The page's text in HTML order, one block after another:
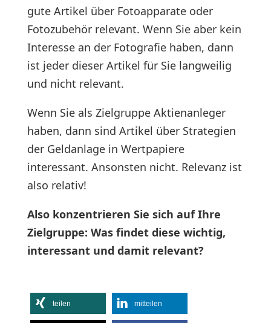
gute Artikel über Fotoapparate oder
Fotozubehör relevant. Wenn Sie aber kein
Interesse an der Fotografie haben, dann
ist jeder dieser Artikel für Sie langweilig
und nicht relevant.
Wenn Sie als Zielgruppe Aktienanleger
haben, dann sind Artikel über Strategien
der Geldanlage in Wertpapiere
interessant. Ansonsten nicht. Relevanz ist
also relativ!
Also konzentrieren Sie sich auf Ihre
Zielgruppe: Was findet diese wichtig,
interessant und damit relevant?
teilen mitteilen